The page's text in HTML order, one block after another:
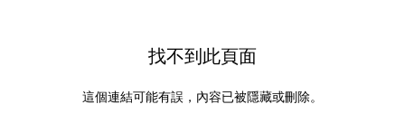
找不到此頁面
這個連結可能有誤，內容已被隱藏或刪除。